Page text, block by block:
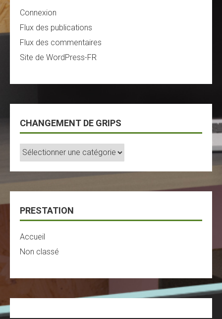
Connexion
Flux des publications
Flux des commentaires
Site de WordPress-FR
CHANGEMENT DE GRIPS
Changement
De
Grips
PRESTATION
Accueil
Non classé